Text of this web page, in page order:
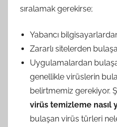
sıralamak gerekirse;
Yabancı
Zararlı sitelerden
Uygulamalardan
genellikle virüslerin
belirtmemiz gerekiyor.
virüs temizleme nasıl
bulaşan virüs türleri